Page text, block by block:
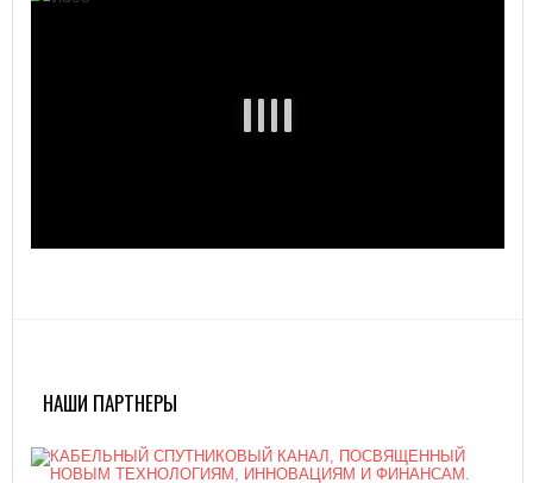
НАШИ ПАРТНЕРЫ